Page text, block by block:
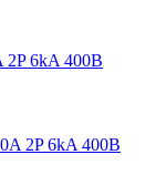
2P 6kA 400В